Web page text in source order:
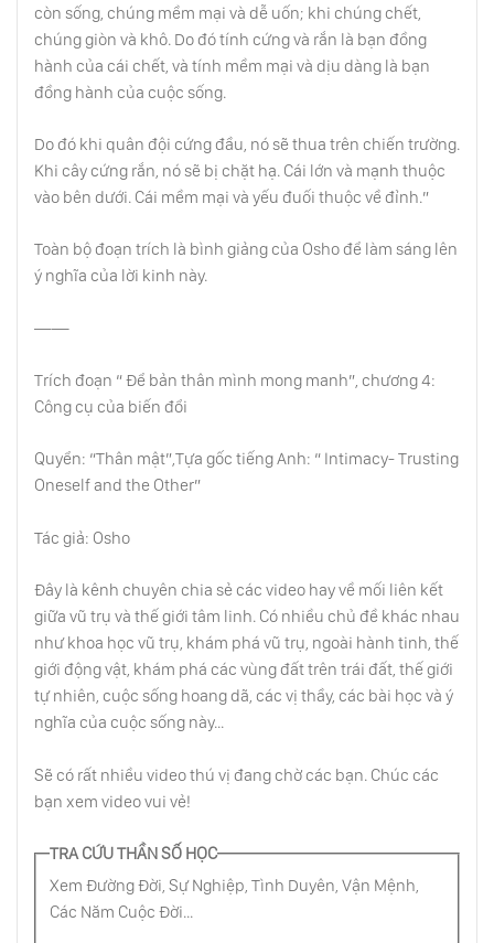
Tôn Trọng Khoảng Trời Riêng Trong Hôn
Nhân
Thuận Theo Đồng Hồ Sinh Học Tự Nhiên
Ly Dị Tồn Tại Bởi Vì Hôn Nhân Sai, Bị Ép Buộc
Hoặc Vì Thực Hiện Trong Tâm Trạng Lãng
Mạn
Lý Trí Là Tên Phản Bội
Khả Năng Khôi Hài Bên Ngoài Tâm Trí
Chính Trị Của Con Số
còn sống, chúng mềm mại và dễ uốn; khi chúng chết,
chúng giòn và khô. Do đó tính cứng và rắn là bạn đồng
hành của cái chết, và tính mềm mại và dịu dàng là bạn
đồng hành của cuộc sống.
Do đó khi quân đội cứng đầu, nó sẽ thua trên chiến trường.
Khi cây cứng rắn, nó sẽ bị chặt hạ. Cái lớn và mạnh thuộc
vào bên dưới. Cái mềm mại và yếu đuối thuộc về đỉnh.”
Toàn bộ đoạn trích là bình giảng của Osho để làm sáng lên
ý nghĩa của lời kinh này.
——
Trích đoạn “ Để bản thân mình mong manh”, chương 4:
Công cụ của biến đổi
Quyển: “Thân mật”,Tựa gốc tiếng Anh: “ Intimacy- Trusting
Oneself and the Other”
Tác giả: Osho
Đây là kênh chuyên chia sẻ các video hay về mối liên kết
giữa vũ trụ và thế giới tâm linh. Có nhiều chủ đề khác nhau
như khoa học vũ trụ, khám phá vũ trụ, ngoài hành tinh, thế
giới động vật, khám phá các vùng đất trên trái đất, thế giới
tự nhiên, cuộc sống hoang dã, các vị thầy, các bài học và ý
nghĩa của cuộc sống này...
Sẽ có rất nhiều video thú vị đang chờ các bạn. Chúc các
bạn xem video vui vẻ!
TRA CỨU THẦN SỐ HỌC
Xem Đường Đời, Sự Nghiệp, Tình Duyên, Vận Mệnh,
Các Năm Cuộc Đời...